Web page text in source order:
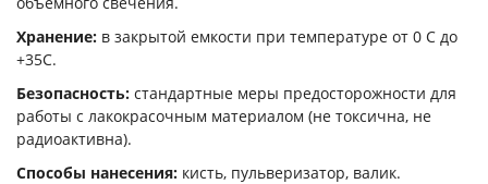
Хранение: в закрытой емкости при температуре от 0 С до
+35С.
Безопасность: стандартные меры предосторожности для
работы с лакокрасочным материалом (не токсична, не
радиоактивна).
Способы нанесения: кисть, пульверизатор, валик.